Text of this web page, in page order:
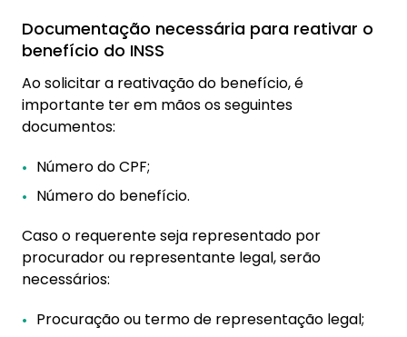
Documentação necessária para reativar o
benefício do INSS
Ao solicitar a reativação do benefício, é
importante ter em mãos os seguintes
documentos:
Número do CPF;
Número do benefício.
Caso o requerente seja representado por
procurador ou representante legal, serão
necessários:
Procuração ou termo de representação legal;